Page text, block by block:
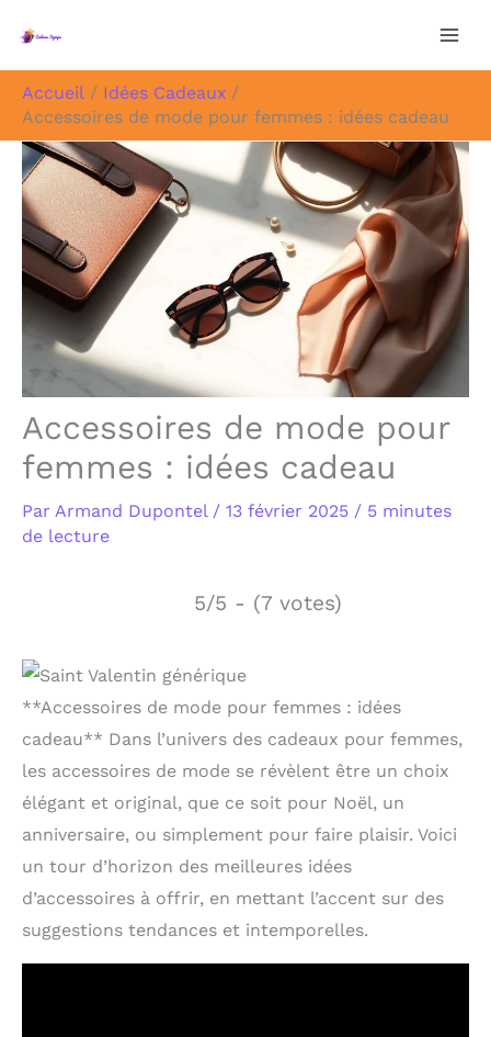
Accueil
Idées Cadeaux
Accessoires de mode pour femmes : idées cadeau
Accessoires de mode pour
femmes : idées cadeau
Par Armand Dupontel / 13 février 2025 / 5 minutes
de lecture
5/5 - (7 votes)
**Accessoires de mode pour femmes : idées
cadeau** Dans l’univers des cadeaux pour femmes,
les accessoires de mode se révèlent être un choix
élégant et original, que ce soit pour Noël, un
anniversaire, ou simplement pour faire plaisir. Voici
un tour d’horizon des meilleures idées
d’accessoires à offrir, en mettant l’accent sur des
suggestions tendances et intemporelles.